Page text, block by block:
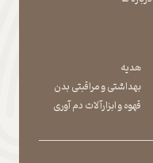
هدیه
بهداشتی و مراقبتی بدن
​​​​​​​قهوه و ابزارآلات دم آوری